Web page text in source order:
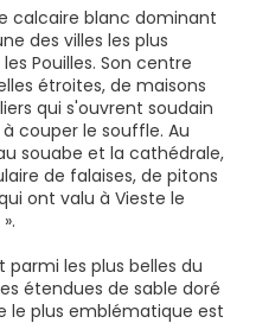
calcaire blanc dominant
des villes les plus
Pouilles. Son centre
étroites, de maisons
qui s'ouvrent soudain
couper le souffle. Au
souabe et la cathédrale,
de falaises, de pitons
ont valu à Vieste le
les plus belles du
étendues de sable doré
le plus emblématique est